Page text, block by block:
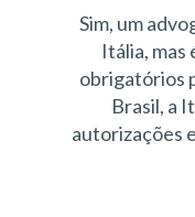
Sim, um
Itália,
obrigatórios
Brasil, a
autorizações